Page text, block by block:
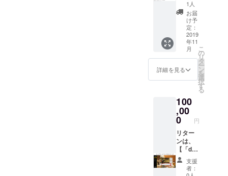
考欄に
『お名
前 or
ニック
ネー
ム』を
ご記入
い。ご
記入さ
番号の
み表示
されま
の想い
をお寄
せいた
だけま
す。 ぜ
ひ、あ
なたの
お名前
や言葉
をア
ピール
してく
い！
きっ
と、こ
の問題
に取り
メール
②お名
前掲載
（5ブ
ロック
目） ③
応援
メッ
セージ
目） ④
ご指定
の１店
舗につ
いて、
deposi
の新規
登録・
情報更
内 ご
支援者
限定特
設ペー
ジ」へ
のご参
加】で
す。ご
支援金
はサー
乗せる
ために
大切に
使わせ
ていた
だきま
す。 ①
お礼の
メール
②お名
1人
お届
け予
定：
2019
年11
月
詳細を見る
こ
の
リ
タ
ー
ン
を
選
択
す
る
100
,00
0 円
リター
ンは、
【「dep
osi公式
サイト
内 ご
支援
者：